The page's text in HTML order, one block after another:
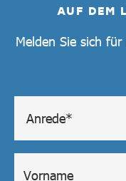
AUF DEM
Melden Sie sich